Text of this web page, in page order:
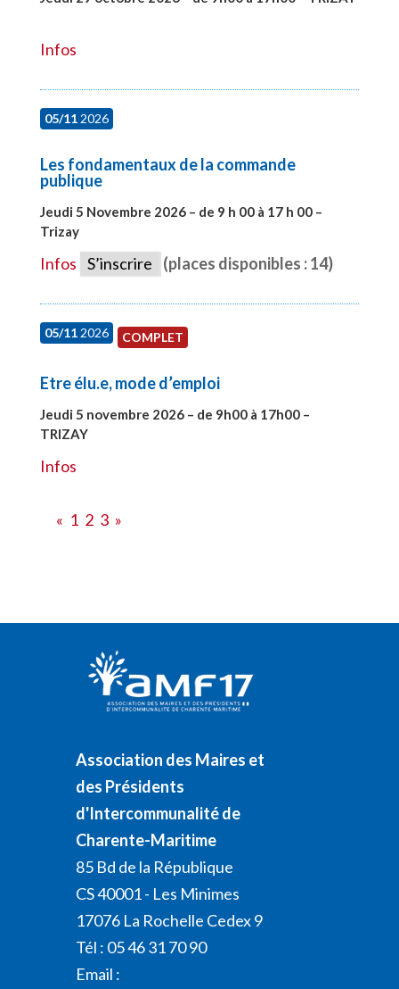
Infos
05/112026
Les fondamentaux de la commande
publique
Jeudi 5 Novembre 2026 – de 9 h 00 à 17 h 00 –
Trizay
Infos S’inscrire (places disponibles : 14)
05/112026 COMPLET
Etre élu.e, mode d’emploi
Jeudi 5 novembre 2026 – de 9h00 à 17h00 –
TRIZAY
Infos
« 1 2 3 »
Association des Maires et
des Présidents
d'Intercommunalité de
Charente-Maritime
85 Bd de la République
CS 40001 - Les Minimes
17076 La Rochelle Cedex 9
Tél : 05 46 31 70 90
Email :